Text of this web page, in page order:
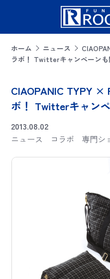
ホーム ニュース
ラボ！ Twitterキャンペーンも
CIAOPANIC TYPY ×
ボ！ Twitterキャン
2013.08.02
ニュース
コラボ 専門シ